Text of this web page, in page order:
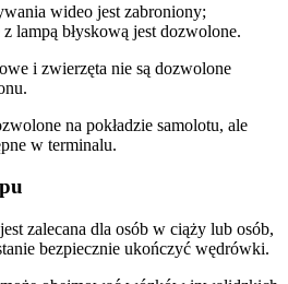
wideo jest zabroniony;
lampą błyskową jest dozwolone.
i zwierzęta nie są dozwolone
na pokładzie samolotu, ale
w terminalu.
zalecana dla osób w ciąży lub osób,
bezpiecznie ukończyć wędrówki.